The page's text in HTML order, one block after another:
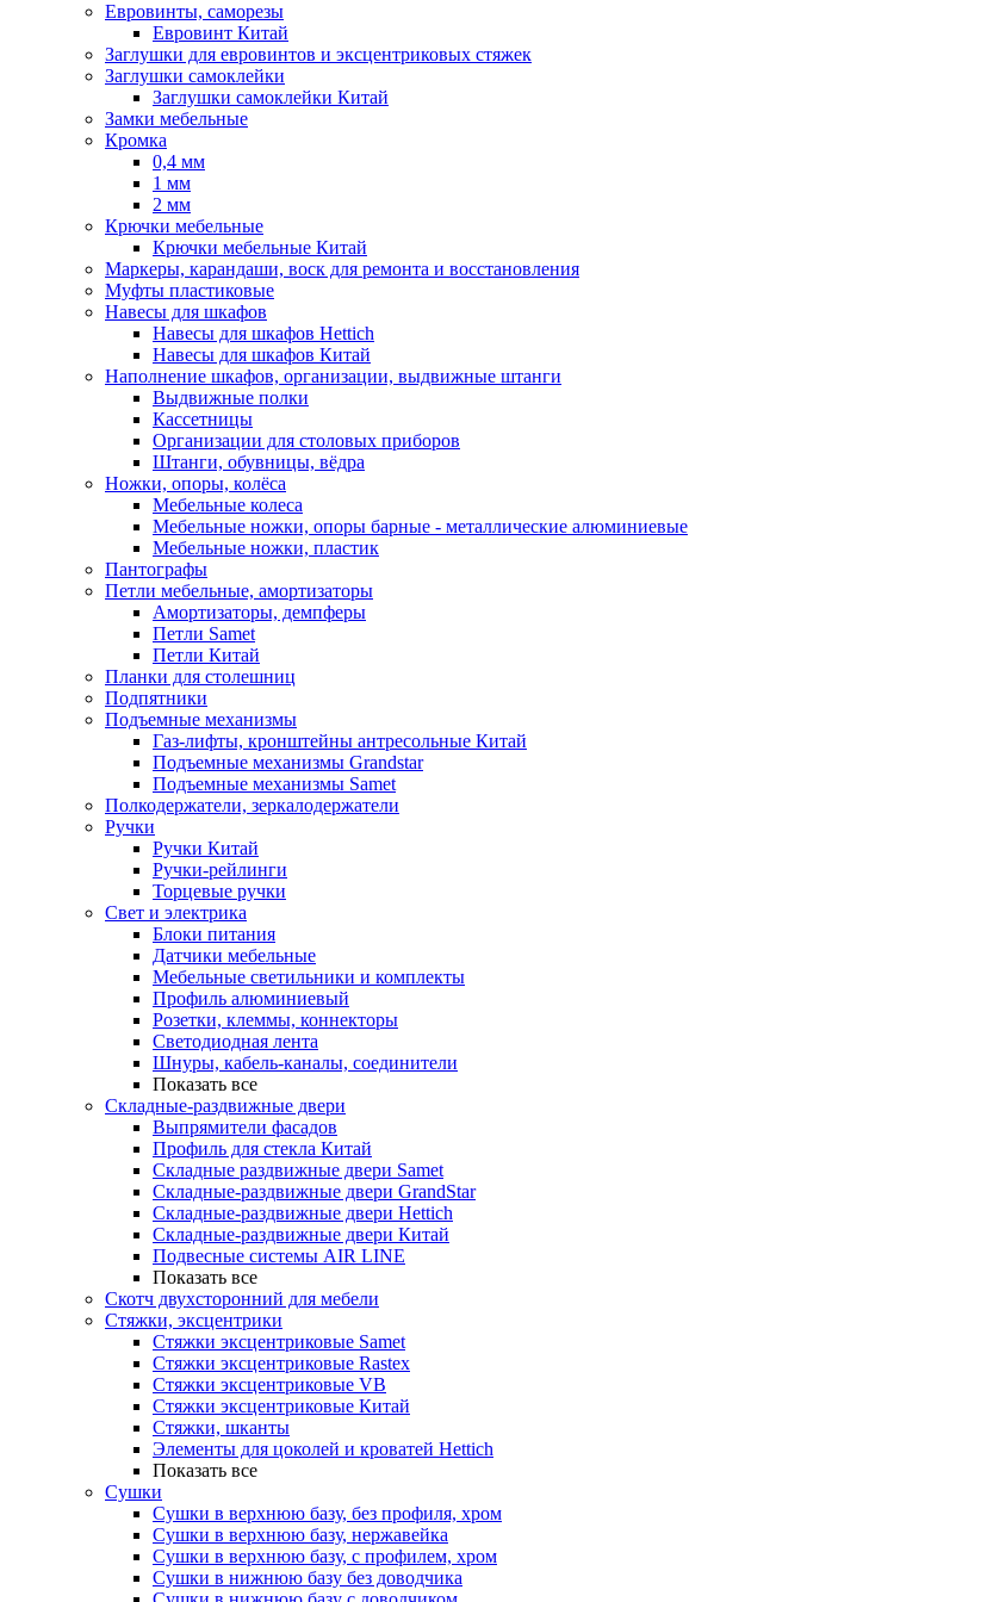
Евровинты, саморезы
Евровинт Китай
Заглушки для евровинтов и эксцентриковых стяжек
Заглушки самоклейки
Заглушки самоклейки Китай
Замки мебельные
Кромка
0,4 мм
1 мм
2 мм
Крючки мебельные
Крючки мебельные Китай
Маркеры, карандаши, воск для ремонта и восстановления
Муфты пластиковые
Навесы для шкафов
Навесы для шкафов Hettich
Навесы для шкафов Китай
Наполнение шкафов, организации, выдвижные штанги
Выдвижные полки
Кассетницы
Организации для столовых приборов
Штанги, обувницы, вёдра
Ножки, опоры, колёса
Мебельные колеса
Мебельные ножки, опоры барные - металлические алюминиевые
Мебельные ножки, пластик
Пантографы
Петли мебельные, амортизаторы
Амортизаторы, демпферы
Петли Samet
Петли Китай
Планки для столешниц
Подпятники
Подъемные механизмы
Газ-лифты, кронштейны антресольные Китай
Подъемные механизмы Grandstar
Подъемные механизмы Samet
Полкодержатели, зеркалодержатели
Ручки
Ручки Китай
Ручки-рейлинги
Торцевые ручки
Свет и электрика
Блоки питания
Датчики мебельные
Мебельные светильники и комплекты
Профиль алюминиевый
Розетки, клеммы, коннекторы
Светодиодная лента
Шнуры, кабель-каналы, соединители
Показать все
Складные-раздвижные двери
Выпрямители фасадов
Профиль для стекла Китай
Складные раздвижные двери Samet
Складные-раздвижные двери GrandStar
Складные-раздвижные двери Hettich
Складные-раздвижные двери Китай
Подвесные системы AIR LINE
Показать все
Скотч двухсторонний для мебели
Стяжки, эксцентрики
Cтяжки эксцентриковые Samet
Стяжки эксцентриковые Rastex
Стяжки эксцентриковые VB
Стяжки эксцентриковые Китай
Стяжки, шканты
Элементы для цоколей и кроватей Hettich
Показать все
Сушки
Сушки в верхнюю базу, без профиля, хром
Сушки в верхнюю базу, нержавейка
Сушки в верхнюю базу, с профилем, хром
Сушки в нижнюю базу без доводчика